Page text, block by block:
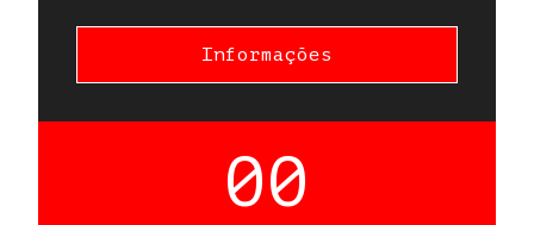
Informações
00